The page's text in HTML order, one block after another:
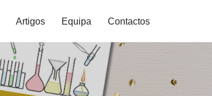
Artigos Equipa Contactos